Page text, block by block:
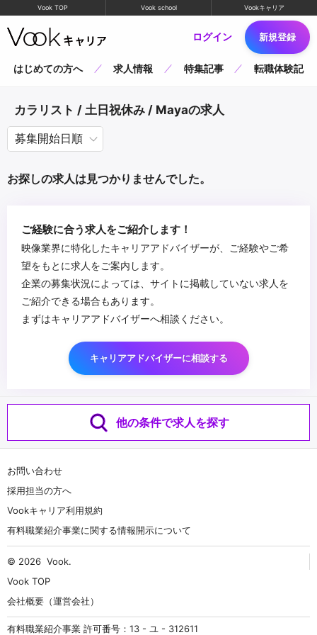
Vook TOP Vook school Vookキャリア
ログイン 新規登録
はじめての方へ 求人情報 特集記事 転職体験記
カラリスト / 土日祝休み / Mayaの求人
お探しの求人は見つかりませんでした。
ご経験に合う求人をご紹介します！
映像業界に特化したキャリアアドバイザーが、ご経験やご希
望をもとに求人をご案内します。
企業の募集状況によっては、サイトに掲載していない求人を
ご紹介できる場合もあります。
まずはキャリアアドバイザーへ相談ください。
キャリアアドバイザーに相談する
他の条件で求人を探す
お問い合わせ
採用担当の方へ
Vookキャリア利用規約
有料職業紹介事業に関する情報開示について
© 2026 Vook.
Vook TOP
会社概要（運営会社）
有料職業紹介事業 許可番号：13 - ユ - 312611